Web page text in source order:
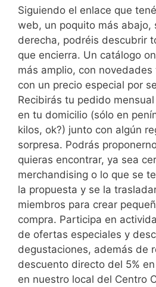
Siguiendo el enlace que
web, un poquito más abajo,
derecha, podréis descubrir
que encierra. Un catálogo
más amplio, con
con un precio especial por
Recibirás tu pedido
en tu domicilio (sólo en
kilos, ok?) junto con algún
sorpresa. Podrás
quieras encontrar, ya sea
merchandising o lo que se
la propuesta y se la
miembros para crear
compra. Participa en
de ofertas especiales y
degustaciones, además de
descuento directo del 5%
en nuestro local del Centro